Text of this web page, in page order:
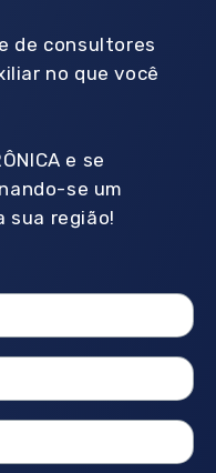
de consultores
no que você
e se
se um
sua região!